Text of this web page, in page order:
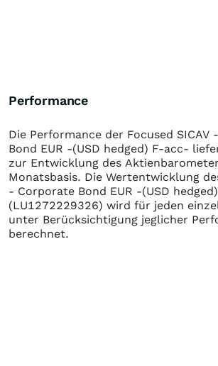
Performance
Die Performance der Focused SICAV
Bond EUR -(USD hedged) F-acc-
zur Entwicklung des
Monatsbasis. Die Wertentwicklung
- Corporate Bond EUR -(USD
(LU1272229326) wird für jeden
unter Berücksichtigung jeglicher
berechnet.